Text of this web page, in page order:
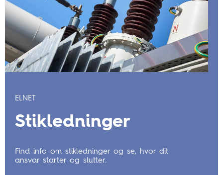
ELNET
Stikledninger
Find info om stikledninger og se, hvor dit
ansvar starter og slutter.